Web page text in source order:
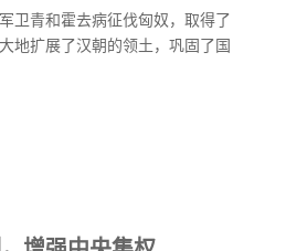
卫青和霍去病征伐匈奴，取得了
地扩展了汉朝的领土，巩固了国